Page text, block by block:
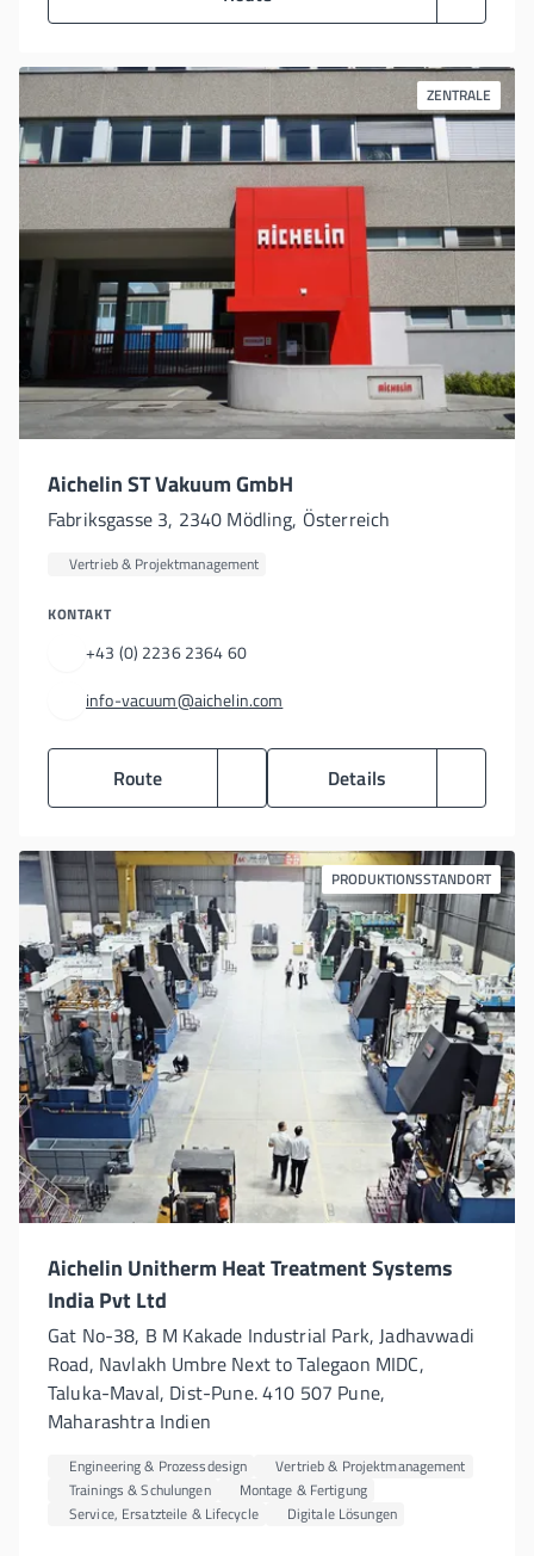
ZENTRALE
Aichelin ST Vakuum GmbH
Fabriksgasse 3, 2340 Mödling, Österreich
Vertrieb & Projektmanagement
KONTAKT
+43 (0) 2236 2364 60
info-vacuum@aichelin.com
Route Details
PRODUKTIONSSTANDORT
Aichelin Unitherm Heat Treatment Systems
India Pvt Ltd
Gat No-38, B M Kakade Industrial Park, Jadhavwadi
Road, Navlakh Umbre Next to Talegaon MIDC,
Taluka-Maval, Dist-Pune. 410 507 Pune,
Maharashtra Indien
Engineering & Prozessdesign
Vertrieb & Projektmanagement
Trainings & Schulungen
Montage & Fertigung
Service, Ersatzteile & Lifecycle
Digitale Lösungen